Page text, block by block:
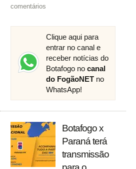
comentários
Clique aqui para
entrar no canal e
receber notícias do
Botafogo no canal
do FogãoNET no
WhatsApp!
Botafogo x
Paraná terá
transmissão